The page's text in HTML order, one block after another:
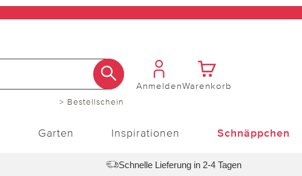
> Bestellschein
AnmeldenWarenkorb
Garten Inspirationen Schnäppchen
Schnelle Lieferung in 2-4 Tagen